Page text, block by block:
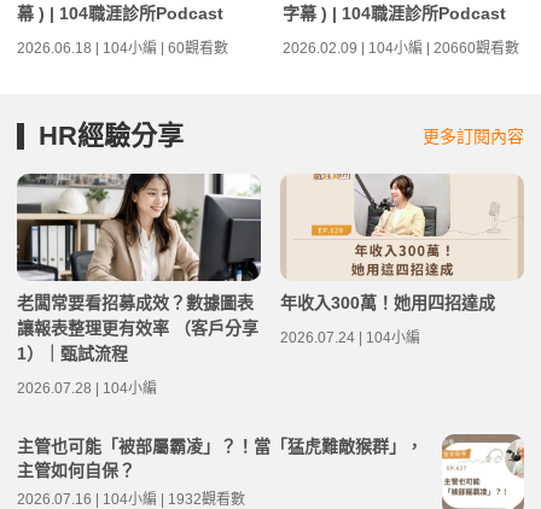
幕 ) | 104職涯診所Podcast
2026.06.18 | 104小編 | 60觀看數
字幕 ) | 104職涯診所Podcast
2026.02.09 | 104小編 | 20660觀看數
HR經驗分享 更多訂閱內容
老闆常要看招募成效？數據圖表
讓報表整理更有效率 （客戶分享
1）｜甄試流程
2026.07.28 | 104小編
年收入300萬！她用四招達成
2026.07.24 | 104小編
主管也可能「被部屬霸凌」？！當「猛虎難敵猴群」，
主管如何自保？
2026.07.16 | 104小編 | 1932觀看數